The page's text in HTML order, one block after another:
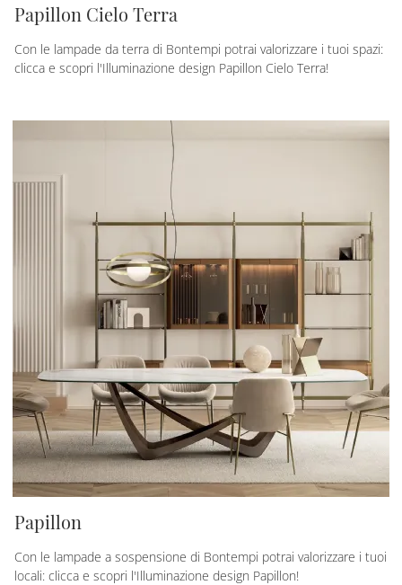
Papillon Cielo Terra
Con le lampade da terra di Bontempi potrai valorizzare i tuoi spazi:
clicca e scopri l'Illuminazione design Papillon Cielo Terra!
Papillon
Con le lampade a sospensione di Bontempi potrai valorizzare i tuoi
locali: clicca e scopri l'Illuminazione design Papillon!